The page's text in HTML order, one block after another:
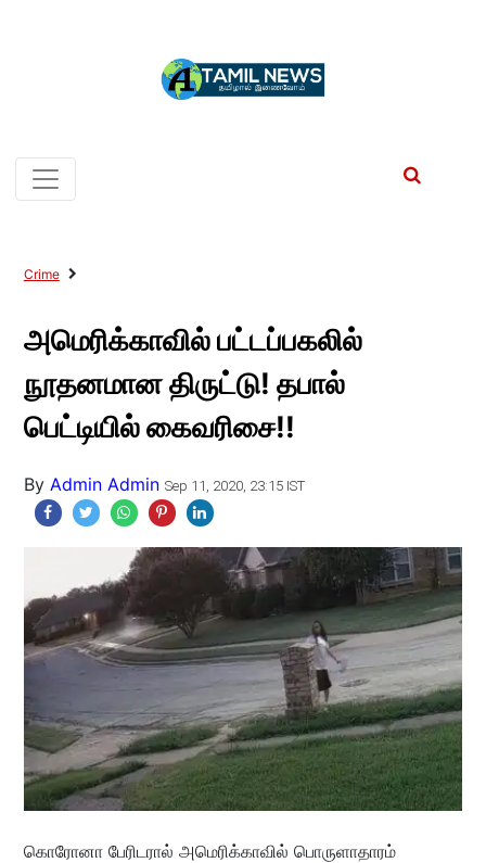
Crime
அமெரிக்காவில் பட்டப்பகலில்
நூதனமான திருட்டு! தபால்
பெட்டியில் கைவரிசை!!
By Admin Admin Sep 11, 2020, 23:15 IST
கொரோனா பேரிடரால் அமெரிக்காவில் பொருளாதாரம்